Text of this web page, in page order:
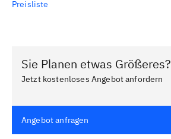
Preisliste
Sie Planen etwas Größeres?
Jetzt kostenloses Angebot anfordern
Angebot anfragen